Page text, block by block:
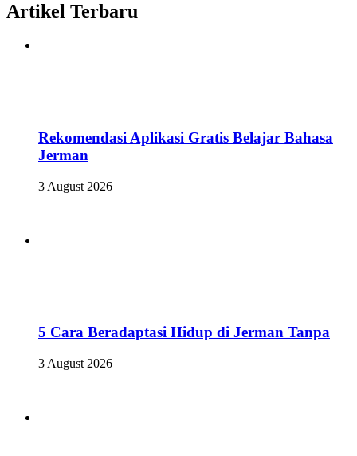
Artikel Terbaru
Rekomendasi Aplikasi Gratis Belajar Bahasa
Jerman
3 August 2026
5 Cara Beradaptasi Hidup di Jerman Tanpa
3 August 2026